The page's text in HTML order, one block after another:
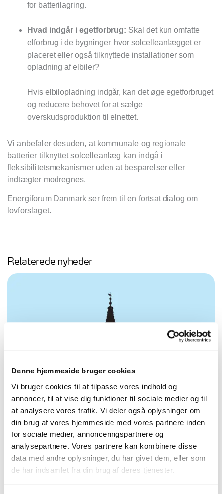
Denne hjemmeside bruger cookies
Vi bruger cookies til at tilpasse vores indhold og
annoncer, til at vise dig funktioner til sociale medier og til
at analysere vores trafik. Vi deler også oplysninger om
din brug af vores hjemmeside med vores partnere inden
for sociale medier, annonceringspartnere og
analysepartnere. Vores partnere kan kombinere disse
data med andre oplysninger, du har givet dem, eller som
de har indsamlet fra din brug af deres tjenester.
for batterilagring.
Hvad indgår i egetforbrug: Skal det kun omfatte
elforbrug i de bygninger, hvor solcelleanlægget er
placeret eller også tilknyttede installationer som
opladning af elbiler?
Hvis elbilopladning indgår, kan det øge egetforbruget
og reducere behovet for at sælge
overskudsproduktion til elnettet.
Vi anbefaler desuden, at kommunale og regionale
batterier tilknyttet solcelleanlæg kan indgå i
fleksibilitetsmekanismer uden at besparelser eller
indtægter modregnes.
Energiforum Danmark ser frem til en fortsat dialog om
lovforslaget.
Relaterede nyheder
07. jul. 2026
Dorte Nørregaard Larsen, Energiforum Danmark
I HØRING: Bekendtgørelse om